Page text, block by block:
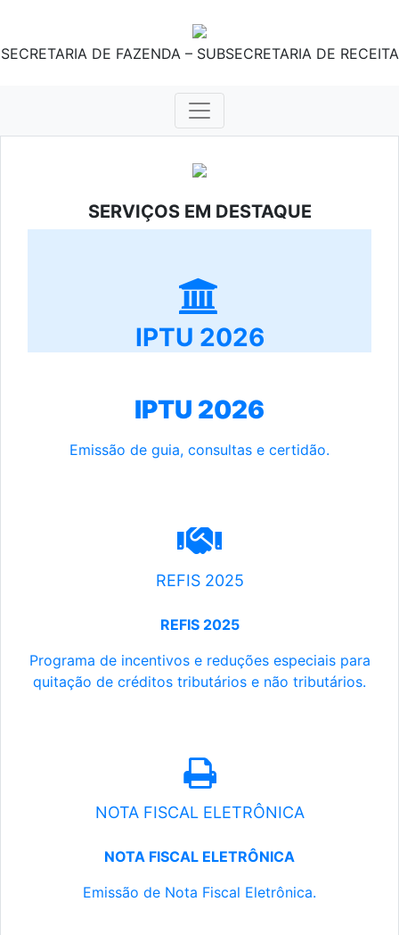
SECRETARIA DE FAZENDA – SUBSECRETARIA DE RECEITA
SERVIÇOS EM DESTAQUE
IPTU 2026
IPTU 2026
Emissão de guia, consultas e certidão.
REFIS 2025
REFIS 2025
Programa de incentivos e reduções especiais para
quitação de créditos tributários e não tributários.
NOTA FISCAL ELETRÔNICA
NOTA FISCAL ELETRÔNICA
Emissão de Nota Fiscal Eletrônica.